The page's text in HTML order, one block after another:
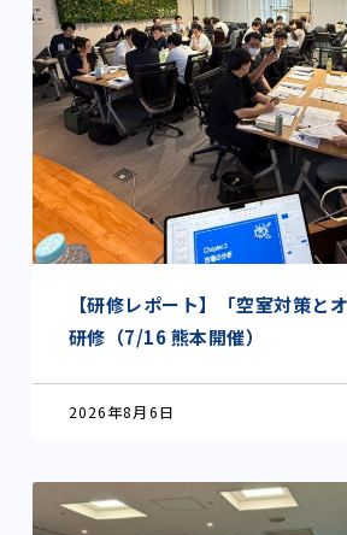
【研修レポート】「空室対策と
研修（7/16 熊本開催）
2026年8月6日